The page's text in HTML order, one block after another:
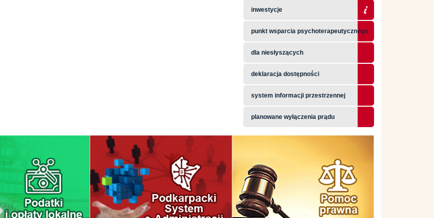
inwestycje
punkt wsparcia psychoterapeutycznego
dla niesłyszących
deklaracja dostępności
system informacji przestrzennej
planowane wyłączenia prądu